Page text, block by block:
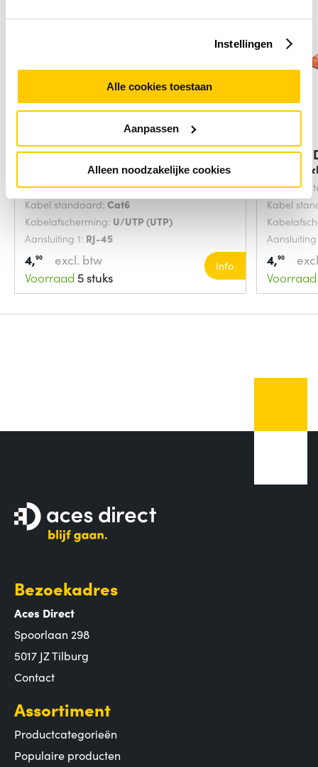
Instellingen
Alle cookies toestaan
Aanpassen
Alleen noodzakelijke cookies
Digitus DK-1617-0025/B
netwerkkabel Blauw
Snoerlengte:0.25 Meters
Kabel standaard: Cat6
Kabelafscherming: U/UTP (UTP)
Aansluiting 1: RJ-45
4,90
excl. btw
Voorraad 5 stuks
Info
Digitus
Kabel
4,90
Voorraad
Bezoekadres
Aces Direct
Spoorlaan 298
5017 JZ Tilburg
Contact
Assortiment
Productcategorieën
Populaire producten